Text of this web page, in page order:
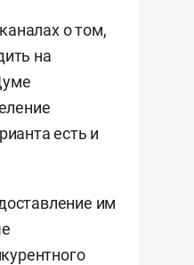
о том,
на
есть и
им